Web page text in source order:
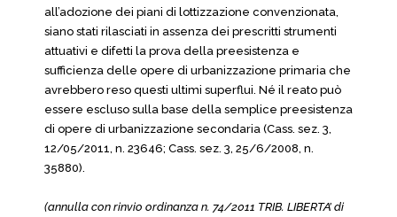
all’adozione dei piani di lottizzazione convenzionata,
siano stati rilasciati in assenza dei prescritti strumenti
attuativi e difetti la prova della preesistenza e
sufficienza delle opere di urbanizzazione primaria che
avrebbero reso questi ultimi superflui. Né il reato può
essere escluso sulla base della semplice preesistenza
di opere di urbanizzazione secondaria (Cass. sez. 3,
12/05/2011, n. 23646; Cass. sez. 3, 25/6/2008, n.
35880).
(annulla con rinvio ordinanza n. 74/2011 TRIB. LIBERTA’ di